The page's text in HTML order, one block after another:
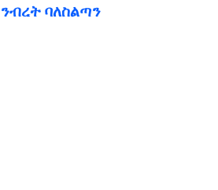
ባለስልጣን